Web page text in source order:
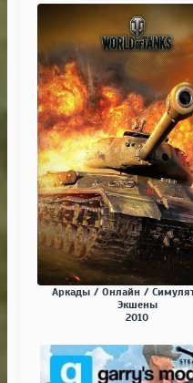
Аркады / Онлайн /
Экшены
2010